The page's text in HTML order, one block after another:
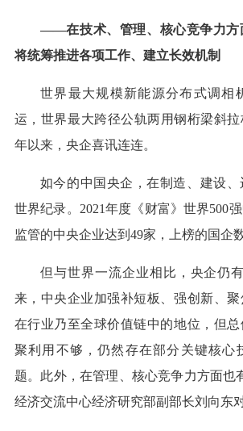
——在技术、管理、核心竞争力方
将统筹推进各项工作、建立长效机制
世界最大规模新能源分布式调相
运，世界最大跨径公轨两用钢桁梁斜
年以来，央企喜讯连连。
如今的中国央企，在制造、建设
世界纪录。2021年度《财富》世界500
监管的中央企业达到49家，上榜的国企
但与世界一流企业相比，央企仍
来，中央企业加强补短板、强创新、
在行业乃至全球价值链中的地位，但
聚利用不够，仍然存在部分关键核心
题。此外，在管理、核心竞争力方面也
经济交流中心经济研究部副部长刘向东